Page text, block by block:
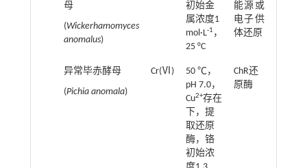
母
(Wickerhamomyces
anomalus)
初始金
属浓度1
mol·L-1 ，
25 °C
能源或
电子供
体还原
异常毕赤酵母
(Pichia anomala)
Cr(Ⅵ)
50 ℃，
pH 7.0，
Cu2+存在
下，提
取还原
酶，铬
初始浓
ChR还
原酶